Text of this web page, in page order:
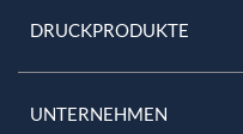
DRUCKPRODUKTE
UNTERNEHMEN